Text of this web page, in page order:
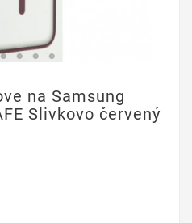
na Samsung
Slivkovo červený